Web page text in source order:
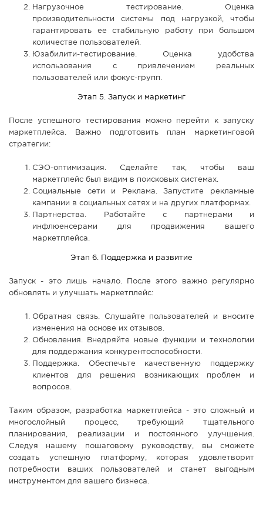
Нагрузочное тестирование. Оценка
производительности системы под нагрузкой, чтобы
гарантировать ее стабильную работу при большом
количестве пользователей.
Юзабилити-тестирование. Оценка удобства
использования с привлечением реальных
пользователей или фокус-групп.
Этап 5. Запуск и маркетинг
После успешного тестирования можно перейти к запуску
маркетплейса. Важно подготовить план маркетинговой
стратегии:
СЭО-оптимизация. Сделайте так, чтобы ваш
маркетплейс был видим в поисковых системах.
Социальные сети и Реклама. Запустите рекламные
кампании в социальных сетях и на других платформах.
Партнерства. Работайте с партнерами и
инфлюенсерами для продвижения вашего
маркетплейса.
Этап 6. Поддержка и развитие
Запуск - это лишь начало. После этого важно регулярно
обновлять и улучшать маркетплейс:
Обратная связь. Слушайте пользователей и вносите
изменения на основе их отзывов.
Обновления. Внедряйте новые функции и технологии
для поддержания конкурентоспособности.
Поддержка. Обеспечьте качественную поддержку
клиентов для решения возникающих проблем и
вопросов.
Таким образом, разработка маркетплейса - это сложный и
многослойный процесс, требующий тщательного
планирования, реализации и постоянного улучшения.
Следуя нашему пошаговому руководству, вы сможете
создать успешную платформу, которая удовлетворит
потребности ваших пользователей и станет выгодным
инструментом для вашего бизнеса.